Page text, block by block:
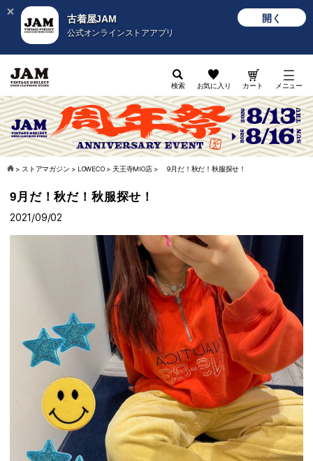
古着屋JAM
公式オンラインストアアプリ
開く
検索 お気に入り カート メニュー
> ストアマガジン > LOWECO>天王寺MIO店> 9月だ！秋だ！秋服探せ！
9月だ！秋だ！秋服探せ！
2021/09/02